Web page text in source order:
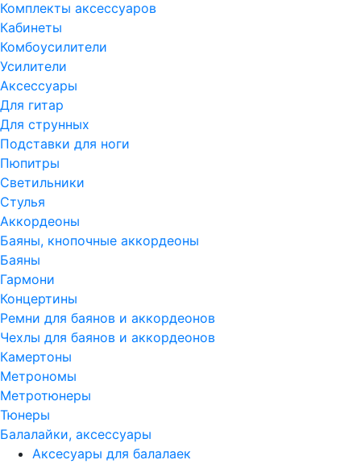
Комплекты аксессуаров
Кабинеты
Комбоусилители
Усилители
Аксессуары
Для гитар
Для струнных
Подставки для ноги
Пюпитры
Светильники
Стулья
Аккордеоны
Баяны, кнопочные аккордеоны
Баяны
Гармони
Концертины
Ремни для баянов и аккордеонов
Чехлы для баянов и аккордеонов
Камертоны
Метрономы
Метротюнеры
Тюнеры
Балалайки, аксессуары
Аксесуары для балалаек